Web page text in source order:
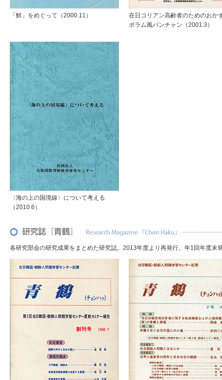
「鮮」をめぐって（2000.11）
在日コリアン高齢者のためのおか
ボラム風パンチャン（2001.3）
〈海の上の国境線〉について考える
（2010.6）
各研究部会の研究成果をまとめた研究誌。2013年度より再発行。年1回年度末